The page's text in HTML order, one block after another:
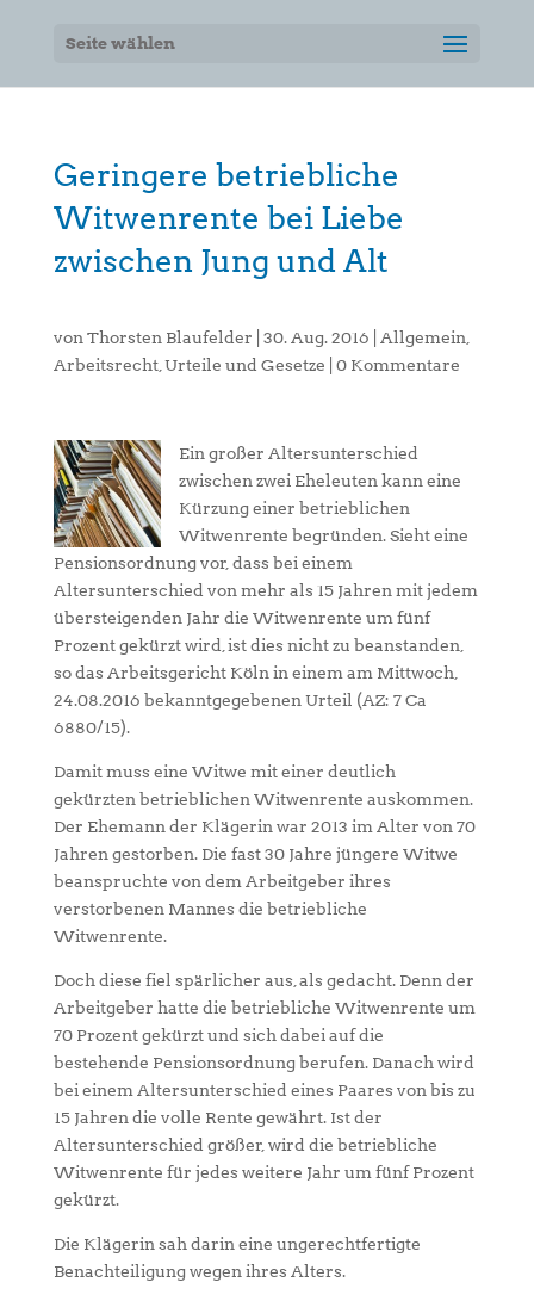
Seite wählen
Geringere betriebliche
Witwenrente bei Liebe
zwischen Jung und Alt
von Thorsten Blaufelder 30. Aug. 2016 Allgemein
Arbeitsrecht, Urteile und Gesetze 0 Kommentare
Ein großer Altersunterschied
zwischen zwei Eheleuten kann eine
Kürzung einer betrieblichen
Witwenrente begründen. Sieht eine
Pensionsordnung vor, dass bei einem
Altersunterschied von mehr als 15 Jahren mit jedem
übersteigenden Jahr die Witwenrente um fünf
Prozent gekürzt wird, ist dies nicht zu beanstanden,
so das Arbeitsgericht Köln in einem am Mittwoch,
24.08.2016 bekanntgegebenen Urteil (AZ: 7 Ca
6880/15).
Damit muss eine Witwe mit einer deutlich
gekürzten betrieblichen Witwenrente auskommen.
Der Ehemann der Klägerin war 2013 im Alter von 70
Jahren gestorben. Die fast 30 Jahre jüngere Witwe
beanspruchte von dem Arbeitgeber ihres
verstorbenen Mannes die betriebliche
Witwenrente.
Doch diese fiel spärlicher aus, als gedacht. Denn der
Arbeitgeber hatte die betriebliche Witwenrente um
70 Prozent gekürzt und sich dabei auf die
bestehende Pensionsordnung berufen. Danach wird
bei einem Altersunterschied eines Paares von bis zu
15 Jahren die volle Rente gewährt. Ist der
Altersunterschied größer, wird die betriebliche
Witwenrente für jedes weitere Jahr um fünf Prozent
gekürzt.
Die Klägerin sah darin eine ungerechtfertigte
Benachteiligung wegen ihres Alters.